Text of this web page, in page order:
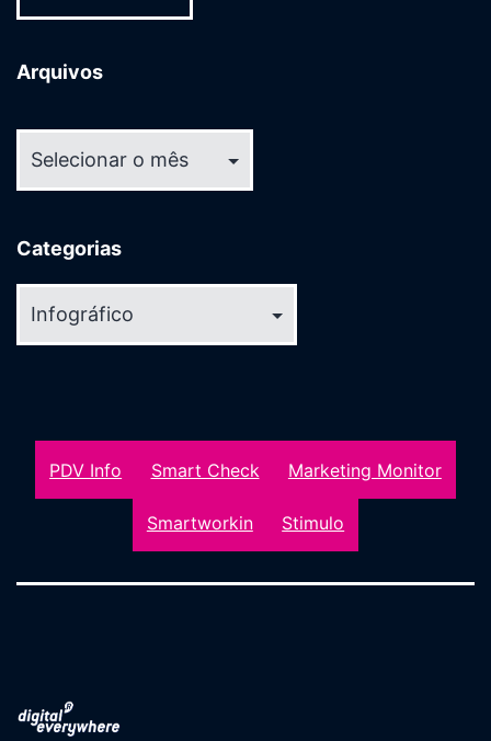
Arquivos
Categorias
PDV Info Smart Check Marketing Monitor
Smartworkin Stimulo